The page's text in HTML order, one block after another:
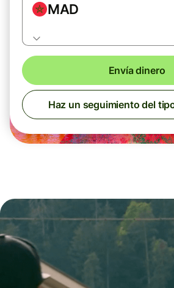
MAD
Envía dinero
Haz un seguimiento del